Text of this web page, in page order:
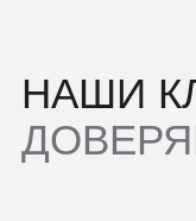
НАШИ